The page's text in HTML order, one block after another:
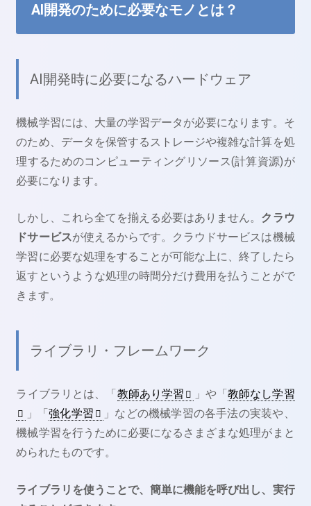
AI開発のために必要なモノとは？
AI開発時に必要になるハードウェア
機械学習には、大量の学習データが必要になります。そ
のため、データを保管するストレージや複雑な計算を処
理するためのコンピューティングリソース(計算資源)が
必要になります。
しかし、これら全てを揃える必要はありません。 クラウ
ドサービスが使えるからです。クラウドサービスは機械
学習に必要な処理をすることが可能な上に、終了したら
返すというような処理の時間分だけ費用を払うことがで
きます。
ライブラリ・フレームワーク
ライブラリとは、「 教師あり学習 」や「 教師なし学習
」「強化学習
」などの機械学習の各手法の実装や、
機械学習を行うために必要になるさまざまな処理がまと
められたものです。
ライブラリを使うことで、簡単に機能を呼び出し、実行